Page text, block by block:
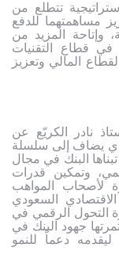
تتطلع من
مساهمتهما للدفع
وإتاحة المزيد من
قطاع التقنيات
المالي وتعزيز
نادر الكريّع عن
فنتشرز" والذي يضاف إلى سلسلة
البنك في مجال
وتمكين قدرات
لأصحاب المواهب
السعودي
التحول الرقمي في
جهود البنك في
دعماً للنمو